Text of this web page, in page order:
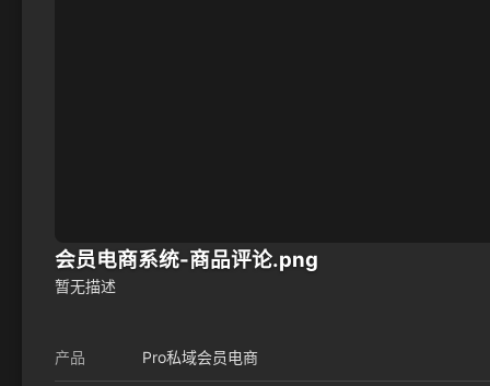
会员电商系统-商品评论.png
暂无描述
产品 Pro私域会员电商